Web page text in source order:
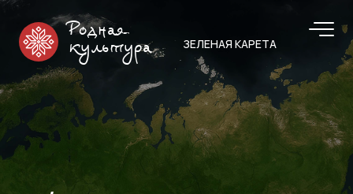
Родная
культура
ЗЕЛЕНАЯ КАРЕТА